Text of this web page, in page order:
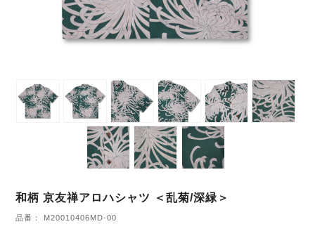
和柄 京友禅アロハシャツ ＜乱菊/深緑＞
品番： M20010406MD-00